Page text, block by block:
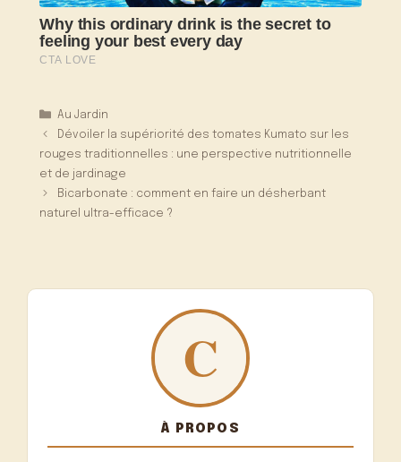
Catégories
Au Jardin
Dévoiler la supériorité des tomates Kumato sur les
rouges traditionnelles : une perspective nutritionnelle
et de jardinage
Bicarbonate : comment en faire un désherbant
naturel ultra-efficace ?
À PROPOS